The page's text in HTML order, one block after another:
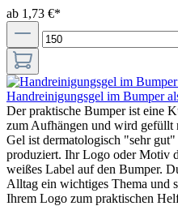
ab 1,73 €*
Handreinigungsgel im Bumper
Der praktische Bumper ist eine
zum Aufhängen und wird gefüllt
Gel ist dermatologisch "sehr
produziert. Ihr Logo oder Motiv
weißes Label auf den Bumper.
Alltag ein wichtiges Thema und
Ihrem Logo zum praktischen